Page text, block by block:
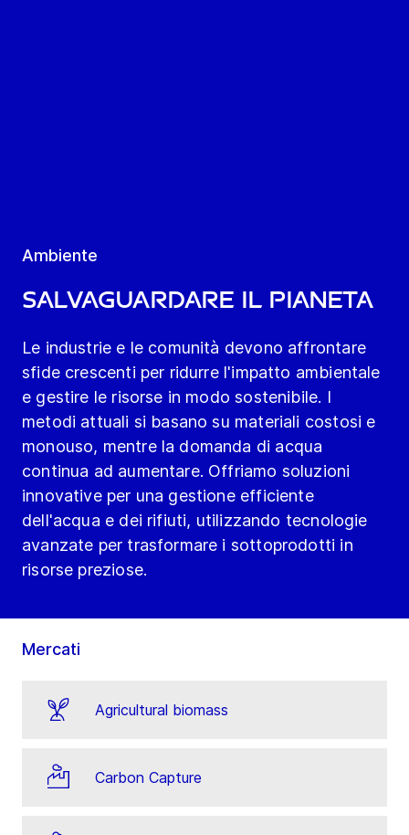
Ambiente
Salvaguardare il pianeta
Le industrie e le comunità devono affrontare
sfide crescenti per ridurre l'impatto ambientale
e gestire le risorse in modo sostenibile. I
metodi attuali si basano su materiali costosi e
monouso, mentre la domanda di acqua
continua ad aumentare. Offriamo soluzioni
innovative per una gestione efficiente
dell'acqua e dei rifiuti, utilizzando tecnologie
avanzate per trasformare i sottoprodotti in
risorse preziose.
Mercati
Agricultural biomass
Carbon Capture